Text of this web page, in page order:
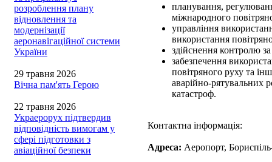
розроблення плану
відновлення та
модернізації
аеронавігаційної системи
України
29 травня 2026
Вічна пам'ять Герою
22 травня 2026
Украерорух підтвердив
відповідність вимогам у
сфері підготовки з
авіаційної безпеки
планування,
міжнародного
управління
використання
здійснення контролю
забезпечення
повітряного руху та
аварійно-рятувальних
катастроф.
Контактна інформація:
Адреса: Аеропорт,